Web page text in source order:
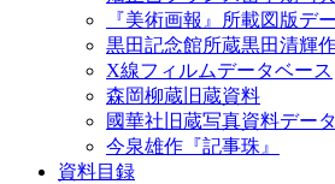
『美術画報』所載図版デ
黒田記念館所蔵黒田清輝
X線フィルムデータベース
森岡柳蔵旧蔵資料
國華社旧蔵写真資料デー
今泉雄作『記事珠』
資料目録